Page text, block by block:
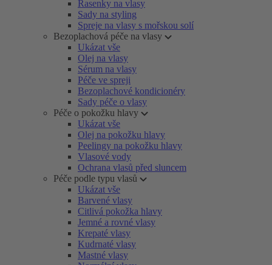
Řasenky na vlasy
Sady na styling
Spreje na vlasy s mořskou solí
Bezoplachová péče na vlasy
Ukázat vše
Olej na vlasy
Sérum na vlasy
Péče ve spreji
Bezoplachové kondicionéry
Sady péče o vlasy
Péče o pokožku hlavy
Ukázat vše
Olej na pokožku hlavy
Peelingy na pokožku hlavy
Vlasové vody
Ochrana vlasů před sluncem
Péče podle typu vlasů
Ukázat vše
Barvené vlasy
Citlivá pokožka hlavy
Jemné a rovné vlasy
Krepaté vlasy
Kudrnaté vlasy
Mastné vlasy